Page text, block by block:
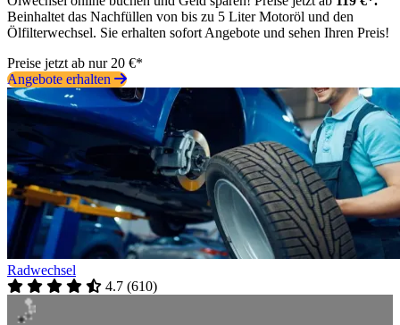
Beinhaltet das Nachfüllen von bis zu 5 Liter Motoröl und den
Ölfilterwechsel. Sie erhalten sofort Angebote und sehen Ihren Preis!
Preise jetzt ab nur 20 €*
Angebote erhalten
Radwechsel
4.7 (610)